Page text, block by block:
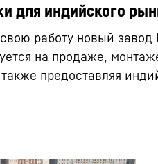
для индийского
работу новый
на продаже,
предоставляя